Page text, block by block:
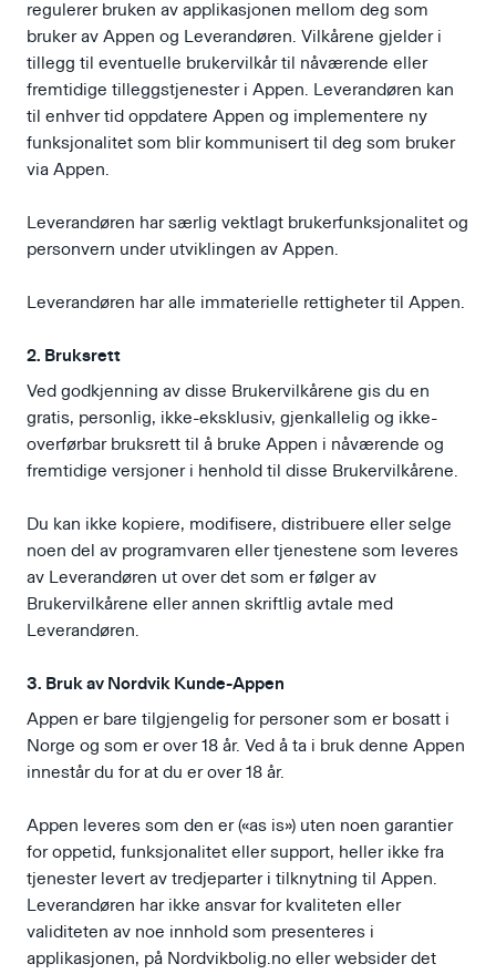
regulerer bruken av applikasjonen mellom deg som
bruker av Appen og Leverandøren. Vilkårene gjelder i
tillegg til eventuelle brukervilkår til nåværende eller
fremtidige tilleggstjenester i Appen. Leverandøren kan
til enhver tid oppdatere Appen og implementere ny
funksjonalitet som blir kommunisert til deg som bruker
via Appen.
Leverandøren har særlig vektlagt brukerfunksjonalitet og
personvern under utviklingen av Appen.
Leverandøren har alle immaterielle rettigheter til Appen.
2. Bruksrett
Ved godkjenning av disse Brukervilkårene gis du en
gratis, personlig, ikke-eksklusiv, gjenkallelig og ikke-
overførbar bruksrett til å bruke Appen i nåværende og
fremtidige versjoner i henhold til disse Brukervilkårene.
Du kan ikke kopiere, modifisere, distribuere eller selge
noen del av programvaren eller tjenestene som leveres
av Leverandøren ut over det som er følger av
Brukervilkårene eller annen skriftlig avtale med
Leverandøren.
3. Bruk av Nordvik Kunde-Appen
Appen er bare tilgjengelig for personer som er bosatt i
Norge og som er over 18 år. Ved å ta i bruk denne Appen
innestår du for at du er over 18 år.
Appen leveres som den er («as is») uten noen garantier
for oppetid, funksjonalitet eller support, heller ikke fra
tjenester levert av tredjeparter i tilknytning til Appen.
Leverandøren har ikke ansvar for kvaliteten eller
validiteten av noe innhold som presenteres i
applikasjonen, på Nordvikbolig.no eller websider det